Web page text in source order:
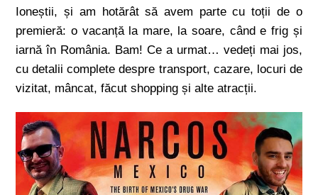
Ioneștii, și am hotărât să avem parte cu toții de o
premieră: o vacanță la mare, la soare, când e frig și
iarnă în România. Bam! Ce a urmat… vedeți mai jos,
cu detalii complete despre transport, cazare, locuri de
vizitat, mâncat, făcut shopping și alte atracții.